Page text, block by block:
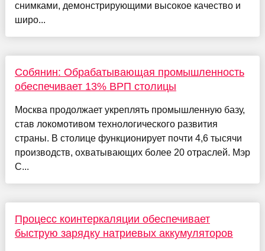
снимками, демонстрирующими высокое качество и
широ...
Собянин: Обрабатывающая промышленность
обеспечивает 13% ВРП столицы
Москва продолжает укреплять промышленную базу,
став локомотивом технологического развития
страны. В столице функционирует почти 4,6 тысячи
производств, охватывающих более 20 отраслей. Мэр
С...
Процесс коинтеркаляции обеспечивает
быструю зарядку натриевых аккумуляторов